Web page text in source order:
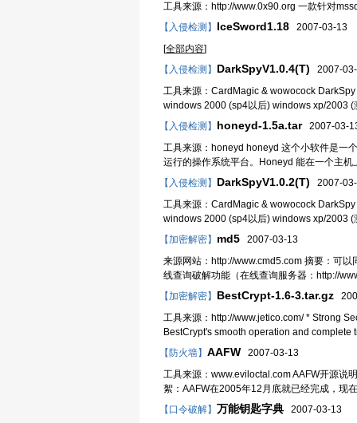
工具来源：http://www.0x90.org 一款针对
【入侵检测】 IceSword1.18 2007-03-13
[全部内容]
【入侵检测】 DarkSpyV1.0.4(T) 2007-
工具来源：CardMagic & wowocock
windows 2000 (sp4以后) windows xp/2003 (
【入侵检测】 honeyd-1.5a.tar2007-03-
工具来源：honeyd honeyd 这个小软件是一
运行的操作系统平台。Honeyd 能在一个主
【入侵检测】 DarkSpyV1.0.2(T) 2007-
工具来源：CardMagic & wowocock
windows 2000 (sp4以后) windows xp/2003 (
【加密解密】 md5 2007-03-13
来源网站：http://www.cmd5.com 摘要：可
线查询破解功能（在线查询服务器：http://
【加密解密】 BestCrypt-1.6-3.tar.gz
工具来源：http://www.jetico.com/ * Strong
BestCrypt's smooth operation and
【防火墙】 AAFW 2007-03-13
工具来源：www.eviloctal.com AAFW开源说
絮：AAFW在2005年12月底就已经完成，现
【口令破解】 万能钥匙字典 2007-03-13